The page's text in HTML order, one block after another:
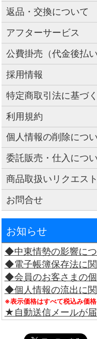
返品・交換について
アフターサービス
公費掛売（代金後払い
採用情報
特定商取引法に基づ
利用規約
個人情報の削除につ
委託販売・仕入につ
商品取扱いリクエスト
お問合せ
お知らせ
◆中東情勢の影響に
◆電子帳簿保存法に
◆会員のお客さまの
◆個人情報の流出に関
※表示価格はすべて税込み価格
★自動送信メールが